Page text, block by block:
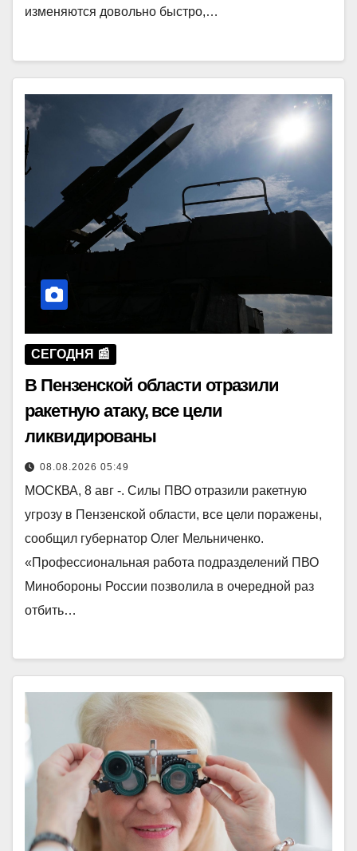
изменяются довольно быстро,…
СЕГОДНЯ 📰
В Пензенской области отразили
ракетную атаку, все цели
ликвидированы
08.08.2026 05:49
МОСКВА, 8 авг -. Силы ПВО отразили ракетную
угрозу в Пензенской области, все цели поражены,
сообщил губернатор Олег Мельниченко.
«Профессиональная работа подразделений ПВО
Минобороны России позволила в очередной раз
отбить…